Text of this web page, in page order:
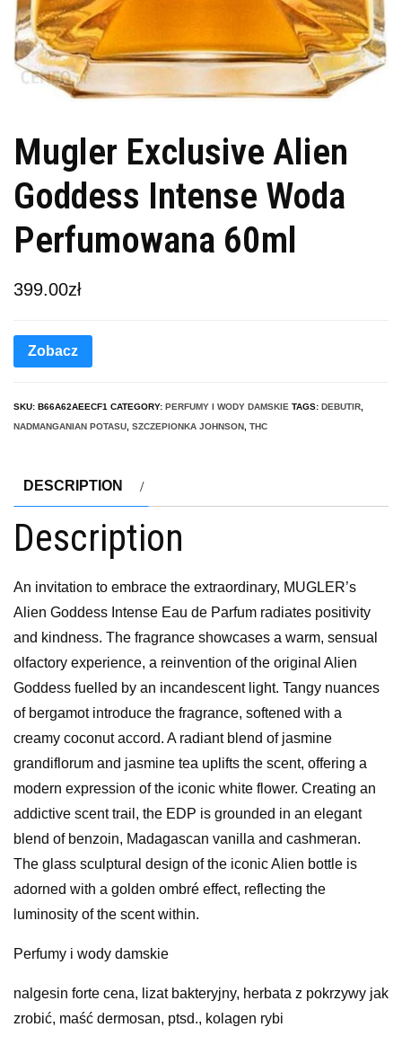
Mugler Exclusive Alien
Goddess Intense Woda
Perfumowana 60ml
399.00zł
Zobacz
SKU: B66A62AEECF1 CATEGORY: PERFUMY I WODY DAMSKIE TAGS: DEBUTIR
NADMANGANIAN POTASU SZCZEPIONKA JOHNSON THC
DESCRIPTION
Description
An invitation to embrace the extraordinary, MUGLER’s
Alien Goddess Intense Eau de Parfum radiates positivity
and kindness. The fragrance showcases a warm, sensual
olfactory experience, a reinvention of the original Alien
Goddess fuelled by an incandescent light. Tangy nuances
of bergamot introduce the fragrance, softened with a
creamy coconut accord. A radiant blend of jasmine
grandiflorum and jasmine tea uplifts the scent, offering a
modern expression of the iconic white flower. Creating an
addictive scent trail, the EDP is grounded in an elegant
blend of benzoin, Madagascan vanilla and cashmeran.
The glass sculptural design of the iconic Alien bottle is
adorned with a golden ombré effect, reflecting the
luminosity of the scent within.
Perfumy i wody damskie
nalgesin forte cena, lizat bakteryjny, herbata z pokrzywy jak
zrobić, maść dermosan, ptsd., kolagen rybi